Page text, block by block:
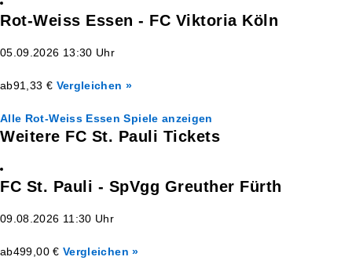
Rot-Weiss Essen - FC Viktoria Köln
05.09.2026 13:30 Uhr
ab91,33 € Vergleichen »
Alle Rot-Weiss Essen Spiele anzeigen
Weitere FC St. Pauli Tickets
FC St. Pauli - SpVgg Greuther Fürth
09.08.2026 11:30 Uhr
ab499,00 € Vergleichen »